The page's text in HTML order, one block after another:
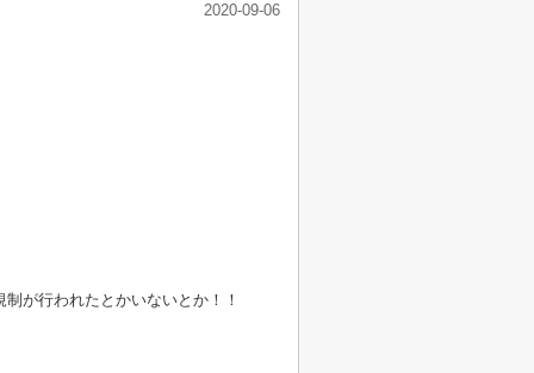
2020-09-06
が行われたとかいないとか！！